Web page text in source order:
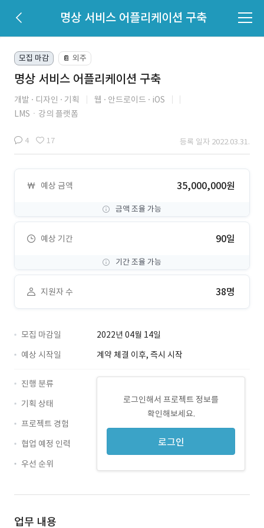
명상 서비스 어플리케이션 구축
모집 마감 📔 외주
명상 서비스 어플리케이션 구축
개발 디자인 기획 웹 안드로이드
iOS
LMSㆍ강의 플랫폼
4 17 등록 일자 2022.03.31.
예상 금액 35,000,000원
금액 조율 가능
예상 기간 90일
기간 조율 가능
지원자 수 38명
모집 마감일
2022년 04월 14일
예상 시작일
계약 체결 이후, 즉시 시작
로그인해서 프로젝트 정보를
확인해보세요.
로그인
진행 분류
기획 상태
프로젝트 경험
협업 예정 인력
우선 순위
업무 내용